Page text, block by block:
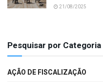
21/08/2025
Pesquisar por Categoria
AÇÃO DE FISCALIZAÇÃO